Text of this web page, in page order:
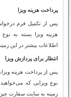
پرداخت هزینه ویزا
پس از تکمیل فرم
هزینه ویزا بسته به
اطلاعات بیشتر در این
انتظار برای پردازش ویزا
پس از پرداخت هزینه
نوع ویزایی که
زمینه به سایت سفارت